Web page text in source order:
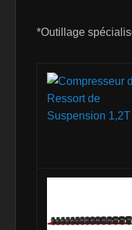
*Outillage